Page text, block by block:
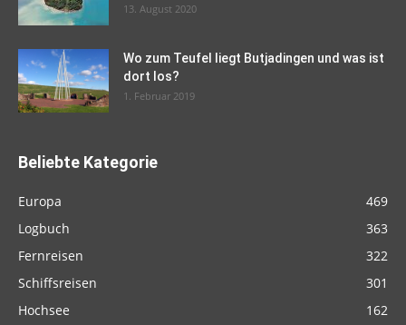
13. August 2020
Wo zum Teufel liegt Butjadingen und was ist
dort los?
1. Februar 2019
Beliebte Kategorie
Europa
469
Logbuch
363
Fernreisen
322
Schiffsreisen
301
Hochsee
162